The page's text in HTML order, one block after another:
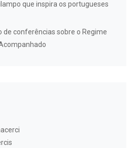
que inspira os portugueses
de conferências sobre o Regime